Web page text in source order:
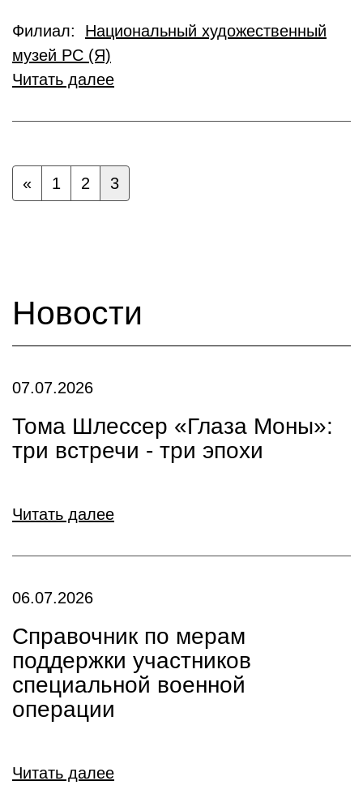
Филиал: Национальный художественный
музей РС (Я)
Читать далее
« 1 2 3
Новости
07.07.2026
Тома Шлессер «Глаза Моны»:
три встречи - три эпохи
Читать далее
06.07.2026
Справочник по мерам
поддержки участников
специальной военной
операции
Читать далее